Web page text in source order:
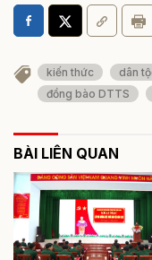
kiến thức dân
đồng bào DTTS
BÀI LIÊN QUAN